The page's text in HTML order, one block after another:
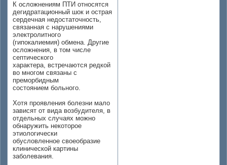
К осложнениям ПТИ относятся
дегидратационный шок и острая
сердечная недостаточность,
связанная с нарушениями
электролитного
(гипокалиемия) обмена. Другие
осложнения, в том числе
септического
характера, встречаются редкой
во многом связаны с
преморбидным
состоянием больного.
Хотя проявления болезни мало
зависят от вида возбудителя, в
отдельных случаях можно
обнаружить некоторое
этиологически
обусловленное своеобразие
клинической картины
заболевания.